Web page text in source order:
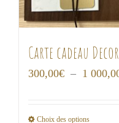
Carte cadeau
300,00€ – 1
Choix des options